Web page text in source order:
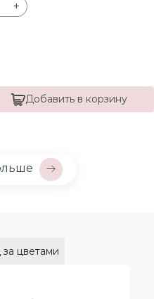
+
Добавить в корзину
цветами